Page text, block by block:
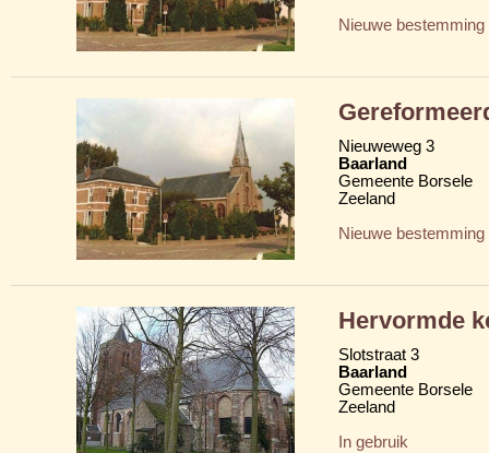
Nieuwe bestemming
Nieuweweg 3
Baarland
Gemeente Borsele
Zeeland
Nieuwe bestemming
Hervormde
Slotstraat 3
Baarland
Gemeente Borsele
Zeeland
In gebruik